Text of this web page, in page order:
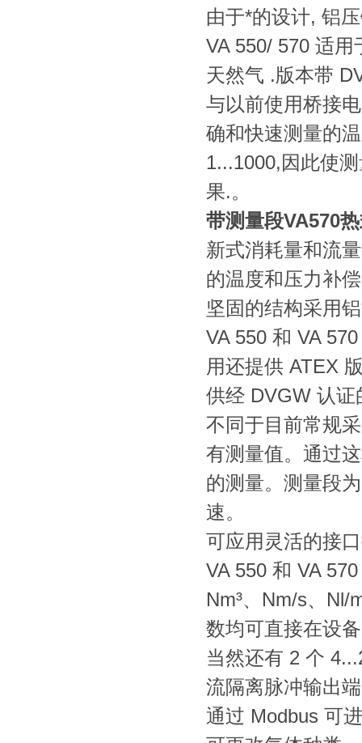
由于*的设计, 铝
VA 550/ 570 适
天然气 .版本带
与以前使用桥接
确和快速测量的
1...1000,因此使
果.。
带测量段VA570
新式消耗量和流
的温度和压力补
坚固的结构采用
VA 550 和 VA
用还提供 ATEX
供经 DVGW 认证
不同于目前常规
有测量值。通过
的测量。测量段
速。
可应用灵活的接
VA 550 和 VA
Nm³、Nm/s、Nl/
数均可直接在设
当然还有 2 个
流隔离脉冲输出
通过 Modbus 可